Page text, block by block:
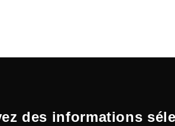
des informations